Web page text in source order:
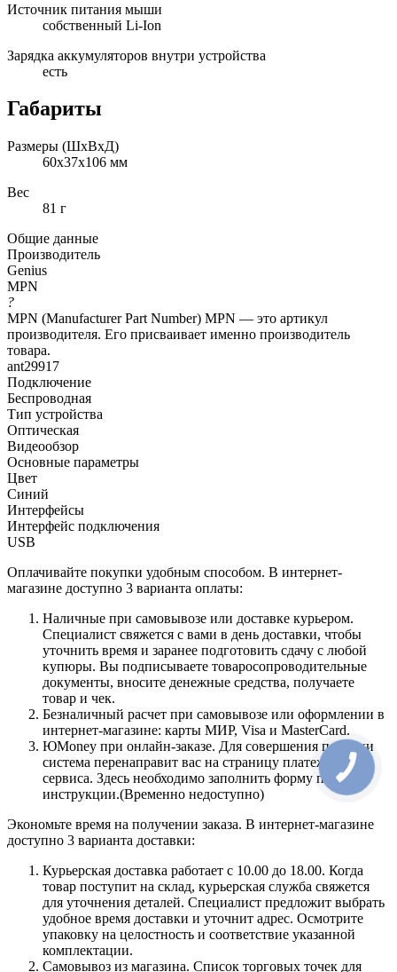
Источник питания мыши
собственный Li-Ion
Зарядка аккумуляторов внутри устройства
есть
Габариты
Размеры (ШxВxД)
60x37x106 мм
Вес
81 г
Общие данные
Производитель
Genius
MPN
?
MPN (Manufacturer Part Number) MPN — это артикул
производителя. Его присваивает именно производитель
товара.
ant29917
Подключение
Беспроводная
Тип устройства
Оптическая
Видеообзор
Основные параметры
Цвет
Синий
Интерфейсы
Интерфейс подключения
USB
Оплачивайте покупки удобным способом. В интернет-
магазине доступно 3 варианта оплаты:
Наличные при самовывозе или доставке курьером.
Специалист свяжется с вами в день доставки, чтобы
уточнить время и заранее подготовить сдачу с любой
купюры. Вы подписываете товаросопроводительные
документы, вносите денежные средства, получаете
товар и чек.
Безналичный расчет при самовывозе или оформлении в
интернет-магазине: карты МИР, Visa и MasterCard.
ЮMoney при онлайн-заказе. Для совершения покупки
система перенаправит вас на страницу платежного
сервиса. Здесь необходимо заполнить форму по
инструкции.(Временно недоступно)
Экономьте время на получении заказа. В интернет-магазине
доступно 3 варианта доставки:
Курьерская доставка работает с 10.00 до 18.00. Когда
товар поступит на склад, курьерская служба свяжется
для уточнения деталей. Специалист предложит выбрать
удобное время доставки и уточнит адрес. Осмотрите
упаковку на целостность и соответствие указанной
комплектации.
Самовывоз из магазина. Список торговых точек для